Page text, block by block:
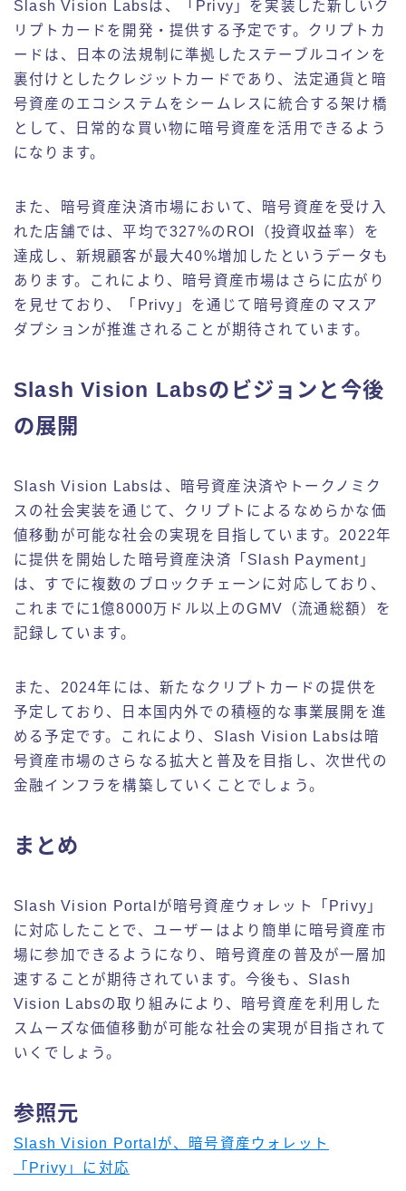
Slash Vision Labsは、「Privy」を実装した新しいク
リプトカードを開発・提供する予定です。クリプトカ
ードは、日本の法規制に準拠したステーブルコインを
裏付けとしたクレジットカードであり、法定通貨と暗
号資産のエコシステムをシームレスに統合する架け橋
として、日常的な買い物に暗号資産を活用できるよう
になります。
また、暗号資産決済市場において、暗号資産を受け入
れた店舗では、平均で327%のROI（投資収益率）を
達成し、新規顧客が最大40%増加したというデータも
あります。これにより、暗号資産市場はさらに広がり
を見せており、「Privy」を通じて暗号資産のマスア
ダプションが推進されることが期待されています。
Slash Vision Labsのビジョンと今後
の展開
Slash Vision Labsは、暗号資産決済やトークノミク
スの社会実装を通じて、クリプトによるなめらかな価
値移動が可能な社会の実現を目指しています。2022年
に提供を開始した暗号資産決済「Slash Payment」
は、すでに複数のブロックチェーンに対応しており、
これまでに1億8000万ドル以上のGMV（流通総額）を
記録しています。
また、2024年には、新たなクリプトカードの提供を
予定しており、日本国内外での積極的な事業展開を進
める予定です。これにより、Slash Vision Labsは暗
号資産市場のさらなる拡大と普及を目指し、次世代の
金融インフラを構築していくことでしょう。
まとめ
Slash Vision Portalが暗号資産ウォレット「Privy」
に対応したことで、ユーザーはより簡単に暗号資産市
場に参加できるようになり、暗号資産の普及が一層加
速することが期待されています。今後も、Slash
Vision Labsの取り組みにより、暗号資産を利用した
スムーズな価値移動が可能な社会の実現が目指されて
いくでしょう。
参照元
Slash Vision Portalが、暗号資産ウォレット
「Privy」に対応